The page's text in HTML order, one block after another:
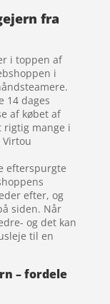
fra
i toppen af
i
14 dages
af købet af
rigtig mange i
Virtou
efterspurgte
efter, og
siden. Når
og det kan
til en
– fordele